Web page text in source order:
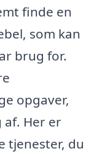
finde en
som kan
brug for.
opgaver,
Her er
tjenester, du